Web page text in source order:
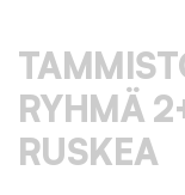
RYHMÄ
RUSKEA